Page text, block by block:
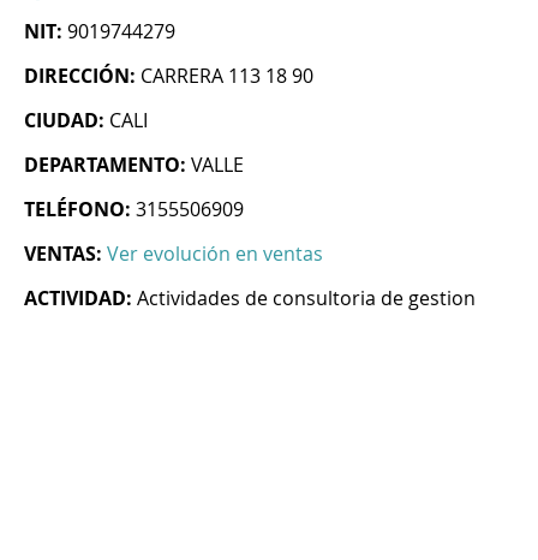
NIT: 9019744279
DIRECCIÓN: CARRERA 113 18 90
CIUDAD: CALI
DEPARTAMENTO: VALLE
TELÉFONO: 3155506909
VENTAS: Ver evolución en ventas
ACTIVIDAD: Actividades de consultoria de gestion